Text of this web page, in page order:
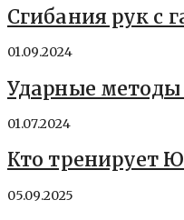
Сгибания рук с
01.09.2024
Ударные
01.07.2024
Кто тренирует
05.09.2025